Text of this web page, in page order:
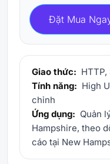
Đặt Mua
Giao thức: HTTP,
Tính năng: High
chỉnh
Ứng dụng: Quản
Hampshire, theo
cáo tại New